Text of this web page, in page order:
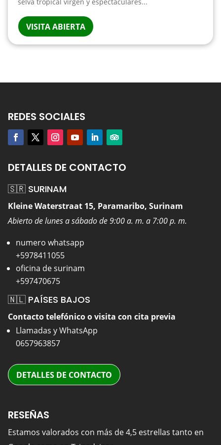
VISITA ABIERTA
REDES SOCIALES
DETALLES DE CONTACTO
🇸🇷 SURINAM
Kleine Waterstraat 15, Paramaribo, Surinam
Abierto de lunes a sábado de 9:00 a. m. a 7:00 p. m.
numero whatsapp
+5978411055
oficina de surinam
+597470675
🇳🇱 PAÍSES BAJOS
Contacto telefónico o visita con cita previa
Llamadas y WhatsApp
0657963857
DETALLES DE CONTACTO
RESEÑAS
Estamos valorados con más de 4,5 estrellas tanto en